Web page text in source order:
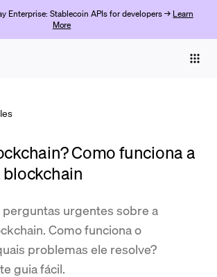
Enterprise: Stablecoin APIs for developers → Learn
More
Como funciona a
perguntas urgentes sobre a
Como funciona o
problemas ele resolve?
guia fácil.